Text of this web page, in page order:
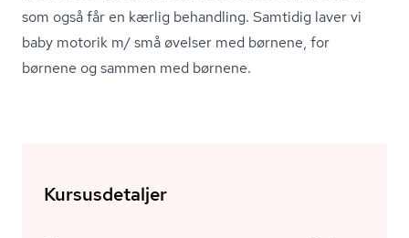
som også får en kærlig behandling. Samtidig laver vi
baby motorik m/ små øvelser med børnene, for
børnene og sammen med børnene.
Kursusdetaljer